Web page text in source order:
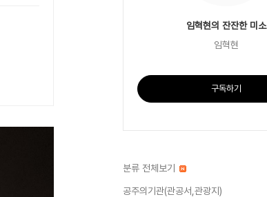
임혁현의 잔잔한 미소
임혁현
구독하기
분류 전체보기
공주의기관(관공서,관광지)